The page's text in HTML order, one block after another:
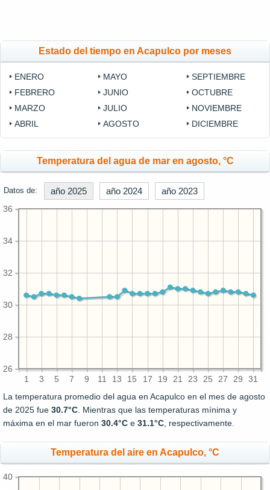
Estado del tiempo en Acapulco por meses
ENERO
FEBRERO
MARZO
ABRIL
MAYO
JUNIO
JULIO
AGOSTO
SEPTIEMBRE
OCTUBRE
NOVIEMBRE
DICIEMBRE
Temperatura del agua de mar en agosto, °C
Datos de: año 2025 año 2024 año 2023
1 3 5 7 9 11 13 15 17 19 21 23 25 27 29 31
26
28
30
32
34
36
La temperatura promedio del agua en Acapulco en el mes de agosto
de 2025 fue 30.7°C . Mientras que las temperaturas mínima y
máxima en el mar fueron 30.4°C e 31.1°C , respectivamente.
Temperatura del aire en Acapulco, °C
40